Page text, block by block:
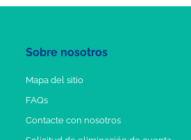
Sobre nosotros
Mapa del sitio
FAQs
Contacte con nosotros